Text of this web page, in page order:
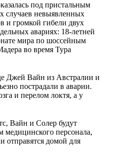
под пристальным
случаев невыявленных
и громкой гибели двух
авариях: 18-летней
мира по шоссейным
во время Тура
Джей Вайн из Австралии и
пострадали в аварии.
и перелом локтя, а у
Вайн и Солер будут
медицинского персонала,
отправятся домой для